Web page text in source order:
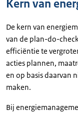
Kern van
De kern van
van de plan-do-
efficiëntie te
acties plannen,
en op basis daarvan
maken.
Bij